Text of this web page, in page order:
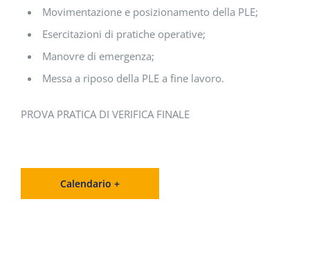
Movimentazione e posizionamento della PLE;
Esercitazioni di pratiche operative;
Manovre di emergenza;
Messa a riposo della PLE a fine lavoro.
PROVA PRATICA DI VERIFICA FINALE
Calendario +